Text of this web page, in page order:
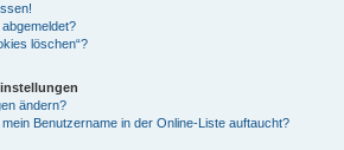
löschen“?
ändern?
Benutzername in der Online-Liste auftaucht?